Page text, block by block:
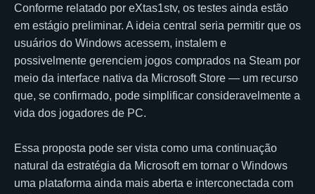
Conforme relatado por eXtas1stv, os testes ainda estão
em estágio preliminar. A ideia central seria permitir que os
usuários do Windows acessem, instalem e
possivelmente gerenciem jogos comprados na Steam por
meio da interface nativa da Microsoft Store — um recurso
que, se confirmado, pode simplificar consideravelmente a
vida dos jogadores de PC.
Essa proposta pode ser vista como uma continuação
natural da estratégia da Microsoft em tornar o Windows
uma plataforma ainda mais aberta e interconectada com